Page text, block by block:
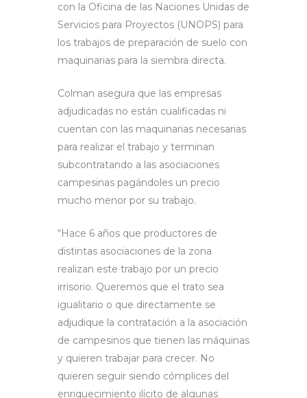
con la Oficina de las Naciones Unidas de
Servicios para Proyectos (UNOPS) para
los trabajos de preparación de suelo con
maquinarias para la siembra directa.
Colman asegura que las empresas
adjudicadas no están cualificadas ni
cuentan con las maquinarias necesarias
para realizar el trabajo y terminan
subcontratando a las asociaciones
campesinas pagándoles un precio
mucho menor por su trabajo.
“Hace 6 años que productores de
distintas asociaciones de la zona
realizan este trabajo por un precio
irrisorio. Queremos que el trato sea
igualitario o que directamente se
adjudique la contratación a la asociación
de campesinos que tienen las máquinas
y quieren trabajar para crecer. No
quieren seguir siendo cómplices del
enriquecimiento ilícito de algunas